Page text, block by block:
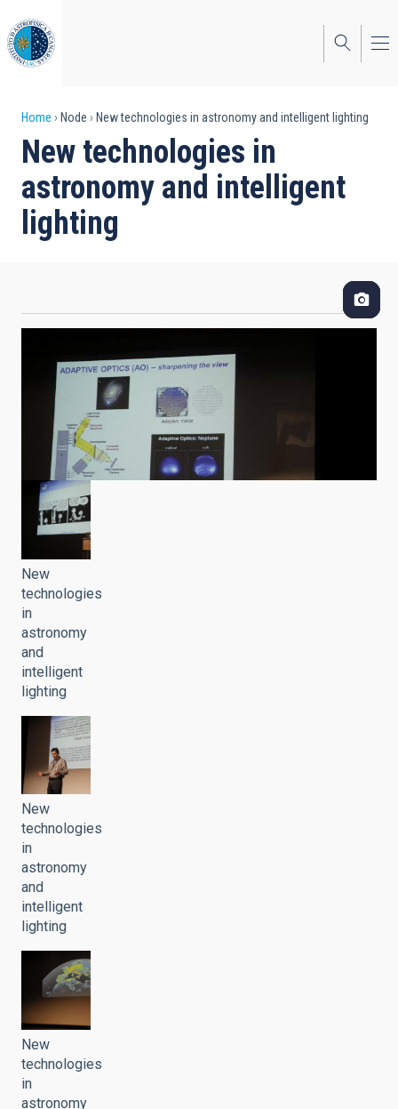
to
main
content
Breadcrumb
Home Node New technologies in astronomy and intelligent lighting
New technologies in
astronomy and intelligent
lighting
New
technologies
in
astronomy
and
intelligent
lighting
New
technologies
in
astronomy
and
intelligent
lighting
New
technologies
in
astronomy